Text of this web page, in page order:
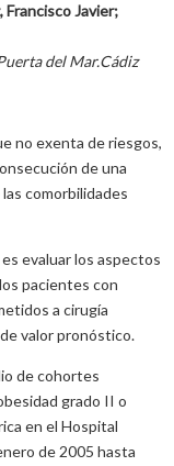
Francisco Javier;
del Mar.Cádiz
no exenta de riesgos,
de una
comorbilidades
evaluar los aspectos
pacientes con
a cirugía
valor pronóstico.
de cohortes
grado II o
en el Hospital
de 2005 hasta